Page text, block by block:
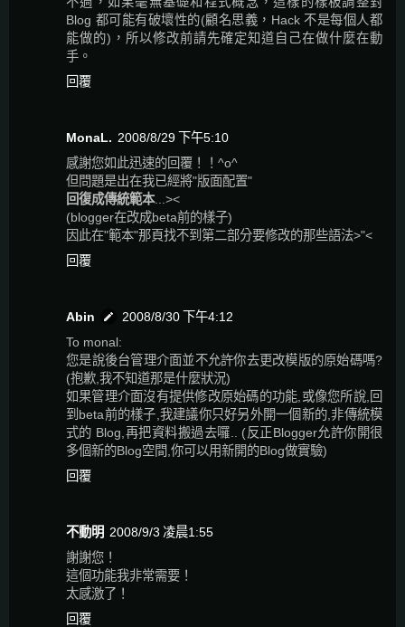
Blog 都可能有破壞性的(顧名思義，Hack 不是每個人都
能做的)，所以修改前請先確定知道自己在做什麼在動
手。
回覆
MonaL. 2008/8/29 下午5:10
感謝您如此迅速的回覆！！^o^
但問題是出在我已經將"版面配置"
回復成傳統範本...><
(blogger在改成beta前的樣子)
因此在"範本"那頁找不到第二部分要修改的那些語法>"<
回覆
Abin
2008/8/30 下午4:12
To monal:
您是說後台管理介面並不允許你去更改模版的原始碼嗎?
(抱歉,我不知道那是什麼狀況)
如果管理介面沒有提供修改原始碼的功能,或像您所說,回
到beta前的樣子,我建議你只好另外開一個新的,非傳統模
式的 Blog,再把資料搬過去囉.. (反正Blogger允許你開很
多個新的Blog空間,你可以用新開的Blog做實驗)
回覆
不動明 2008/9/3 凌晨1:55
謝謝您！
這個功能我非常需要！
太感激了！
回覆